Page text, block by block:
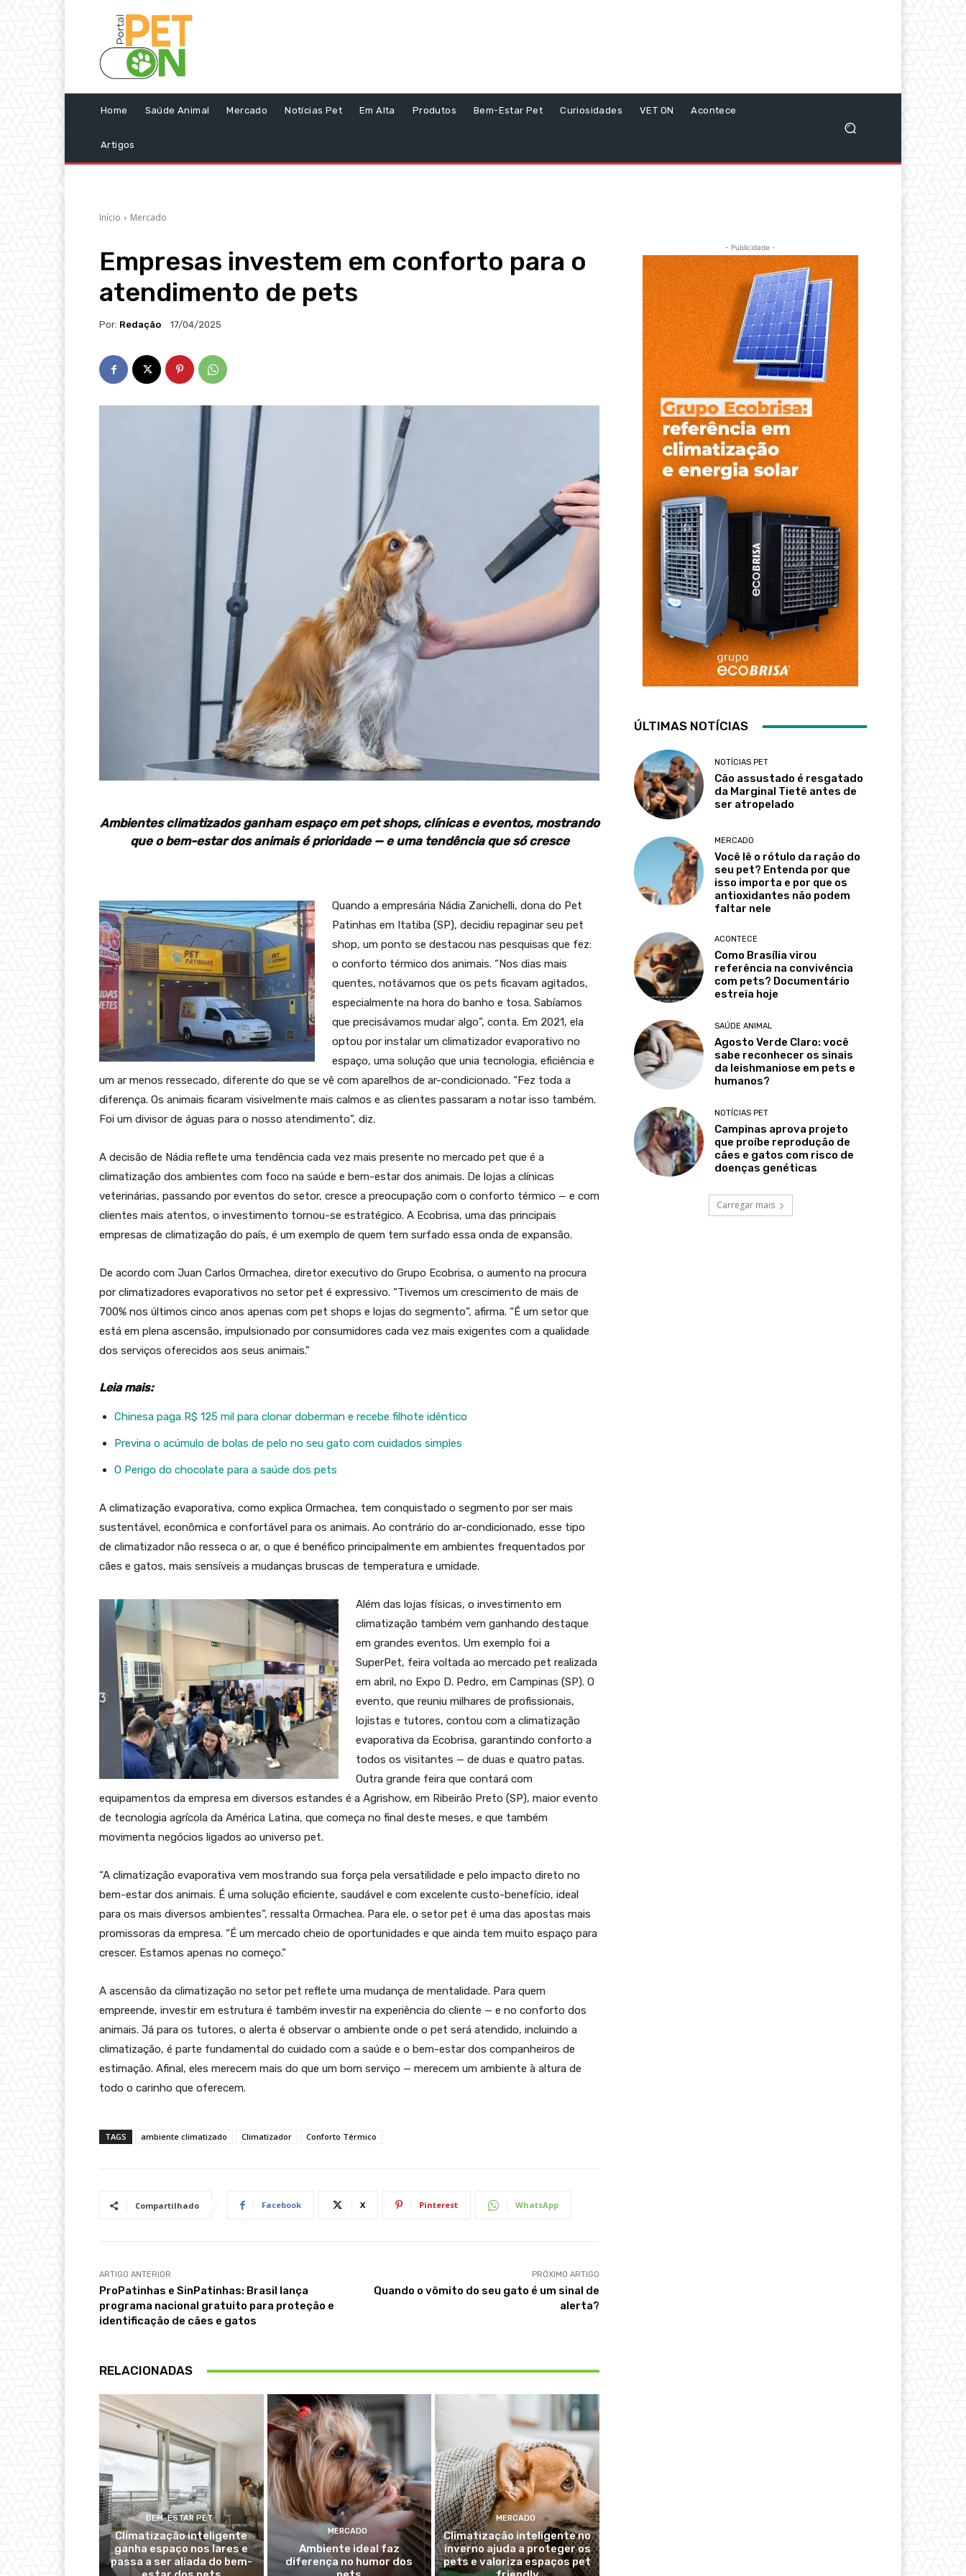
Home Saúde Animal Mercado Notícias Pet Em Alta Produtos Bem-Estar Pet Curiosidades VET ON Acontece
Artigos
Início Mercado
Empresas investem em conforto para o
atendimento de pets
Por: Redação 17/04/2025
Ambientes climatizados ganham espaço em pet shops, clínicas e eventos, mostrando
que o bem-estar dos animais é prioridade — e uma tendência que só cresce
Quando a empresária Nádia Zanichelli, dona do Pet
Patinhas em Itatiba (SP), decidiu repaginar seu pet
shop, um ponto se destacou nas pesquisas que fez:
o conforto térmico dos animais. “Nos dias mais
quentes, notávamos que os pets ficavam agitados,
especialmente na hora do banho e tosa. Sabíamos
que precisávamos mudar algo”, conta. Em 2021, ela
optou por instalar um climatizador evaporativo no
espaço, uma solução que unia tecnologia, eficiência e
um ar menos ressecado, diferente do que se vê com aparelhos de ar-condicionado. “Fez toda a
diferença. Os animais ficaram visivelmente mais calmos e as clientes passaram a notar isso também.
Foi um divisor de águas para o nosso atendimento”, diz.
A decisão de Nádia reflete uma tendência cada vez mais presente no mercado pet que é a
climatização dos ambientes com foco na saúde e bem-estar dos animais. De lojas a clínicas
veterinárias, passando por eventos do setor, cresce a preocupação com o conforto térmico — e com
clientes mais atentos, o investimento tornou-se estratégico. A Ecobrisa, uma das principais
empresas de climatização do país, é um exemplo de quem tem surfado essa onda de expansão.
De acordo com Juan Carlos Ormachea, diretor executivo do Grupo Ecobrisa, o aumento na procura
por climatizadores evaporativos no setor pet é expressivo. “Tivemos um crescimento de mais de
700% nos últimos cinco anos apenas com pet shops e lojas do segmento”, afirma. “É um setor que
está em plena ascensão, impulsionado por consumidores cada vez mais exigentes com a qualidade
dos serviços oferecidos aos seus animais.”
Leia mais:
Chinesa paga R$ 125 mil para clonar doberman e recebe filhote idêntico
Previna o acúmulo de bolas de pelo no seu gato com cuidados simples
O Perigo do chocolate para a saúde dos pets
A climatização evaporativa, como explica Ormachea, tem conquistado o segmento por ser mais
sustentável, econômica e confortável para os animais. Ao contrário do ar-condicionado, esse tipo
de climatizador não resseca o ar, o que é benéfico principalmente em ambientes frequentados por
cães e gatos, mais sensíveis a mudanças bruscas de temperatura e umidade.
Além das lojas físicas, o investimento em
climatização também vem ganhando destaque
em grandes eventos. Um exemplo foi a
SuperPet, feira voltada ao mercado pet realizada
em abril, no Expo D. Pedro, em Campinas (SP). O
evento, que reuniu milhares de profissionais,
lojistas e tutores, contou com a climatização
evaporativa da Ecobrisa, garantindo conforto a
todos os visitantes — de duas e quatro patas.
Outra grande feira que contará com
equipamentos da empresa em diversos estandes é a Agrishow, em Ribeirão Preto (SP), maior evento
de tecnologia agrícola da América Latina, que começa no final deste meses, e que também
movimenta negócios ligados ao universo pet.
“A climatização evaporativa vem mostrando sua força pela versatilidade e pelo impacto direto no
bem-estar dos animais. É uma solução eficiente, saudável e com excelente custo-benefício, ideal
para os mais diversos ambientes”, ressalta Ormachea. Para ele, o setor pet é uma das apostas mais
promissoras da empresa. “É um mercado cheio de oportunidades e que ainda tem muito espaço para
crescer. Estamos apenas no começo.”
A ascensão da climatização no setor pet reflete uma mudança de mentalidade. Para quem
empreende, investir em estrutura é também investir na experiência do cliente — e no conforto dos
animais. Já para os tutores, o alerta é observar o ambiente onde o pet será atendido, incluindo a
climatização, é parte fundamental do cuidado com a saúde e o bem-estar dos companheiros de
estimação. Afinal, eles merecem mais do que um bom serviço — merecem um ambiente à altura de
todo o carinho que oferecem.
TAGS ambiente climatizado Climatizador Conforto Térmico
Compartilhado Facebook X Pinterest WhatsApp
ARTIGO ANTERIOR
ProPatinhas e SinPatinhas: Brasil lança
programa nacional gratuito para proteção e
identificação de cães e gatos
PRÓXIMO ARTIGO
Quando o vômito do seu gato é um sinal de
alerta?
RELACIONADAS
BEM-ESTAR PET
Climatização inteligente
ganha espaço nos lares e
passa a ser aliada do bem-
MERCADO
Ambiente ideal faz
diferença no humor dos
MERCADO
Climatização inteligente no
inverno ajuda a proteger os
pets e valoriza espaços pet
- Publicidade -
ÚLTIMAS NOTÍCIAS
NOTÍCIAS PET
Cão assustado é resgatado
da Marginal Tietê antes de
ser atropelado
MERCADO
Você lê o rótulo da ração do
seu pet? Entenda por que
isso importa e por que os
antioxidantes não podem
faltar nele
ACONTECE
Como Brasília virou
referência na convivência
com pets? Documentário
estreia hoje
SAÚDE ANIMAL
Agosto Verde Claro: você
sabe reconhecer os sinais
da leishmaniose em pets e
humanos?
NOTÍCIAS PET
Campinas aprova projeto
que proíbe reprodução de
cães e gatos com risco de
doenças genéticas
Carregar mais